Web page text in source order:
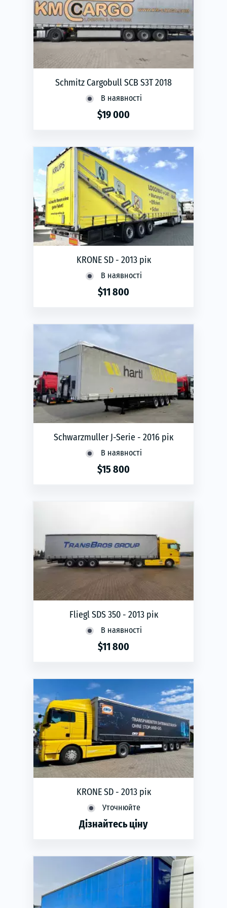
Schmitz Cargobull SCB S3T 2018
В наявності
$19 000
KRONE SD - 2013 рік
В наявності
$11 800
Schwarzmuller J-Serie - 2016 рік
В наявності
$15 800
Fliegl SDS 350 - 2013 рік
В наявності
$11 800
Рік виготовлення:2013
KRONE SD - 2013 рік
Уточнюйте
Дізнайтесь ціну
Рік виготовлення:2013